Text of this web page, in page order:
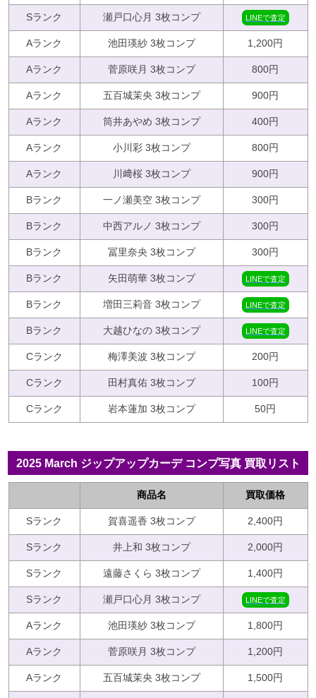
by
idolgoods_jp_admin
Sランク 瀬戸口心月 3枚コンプ LINEで査定
Aランク 池田瑛紗 3枚コンプ 1,200円
Aランク 菅原咲月 3枚コンプ 800円
Aランク 五百城茉央 3枚コンプ 900円
Aランク 筒井あやめ 3枚コンプ 400円
Aランク 小川彩 3枚コンプ 800円
Aランク 川﨑桜 3枚コンプ 900円
Bランク 一ノ瀬美空 3枚コンプ 300円
Bランク 中西アルノ 3枚コンプ 300円
Bランク 冨里奈央 3枚コンプ 300円
Bランク 矢田萌華 3枚コンプ LINEで査定
Bランク 増田三莉音 3枚コンプ LINEで査定
Bランク 大越ひなの 3枚コンプ LINEで査定
Cランク 梅澤美波 3枚コンプ 200円
Cランク 田村真佑 3枚コンプ 100円
Cランク 岩本蓮加 3枚コンプ 50円
2025 March ジップアップカーデ コンプ写真 買取リスト
商品名 買取価格
Sランク 賀喜遥香 3枚コンプ 2,400円
Sランク 井上和 3枚コンプ 2,000円
Sランク 遠藤さくら 3枚コンプ 1,400円
Sランク 瀬戸口心月 3枚コンプ LINEで査定
Aランク 池田瑛紗 3枚コンプ 1,800円
Aランク 菅原咲月 3枚コンプ 1,200円
Aランク 五百城茉央 3枚コンプ 1,500円